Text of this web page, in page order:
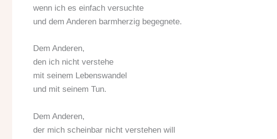
wenn ich es einfach versuchte
und dem Anderen barmherzig begegnete.
Dem Anderen,
den ich nicht verstehe
mit seinem Lebenswandel
und mit seinem Tun.
Dem Anderen,
der mich scheinbar nicht verstehen will